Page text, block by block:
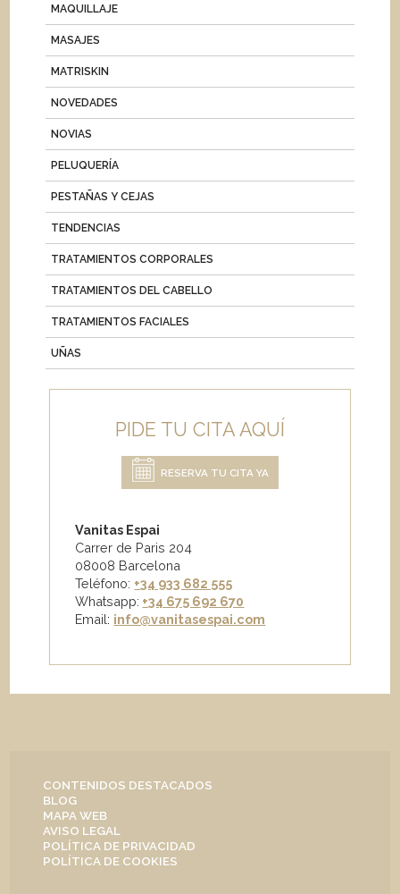
MAQUILLAJE
MASAJES
MATRISKIN
NOVEDADES
NOVIAS
PELUQUERÍA
PESTAÑAS Y CEJAS
TENDENCIAS
TRATAMIENTOS CORPORALES
TRATAMIENTOS DEL CABELLO
TRATAMIENTOS FACIALES
UÑAS
PIDE TU CITA AQUÍ
RESERVA TU CITA YA
Vanitas Espai
Carrer de Paris 204
08008 Barcelona
Teléfono: +34 933 682 555
Whatsapp: +34 675 692 670
Email: info@vanitasespai.com
CONTENIDOS DESTACADOS
BLOG
MAPA WEB
AVISO LEGAL
POLÍTICA DE PRIVACIDAD
POLÍTICA DE COOKIES